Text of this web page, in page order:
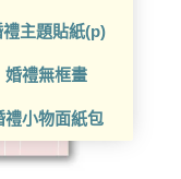
禮主題貼紙(p)
婚禮無框畫
禮小物面紙包